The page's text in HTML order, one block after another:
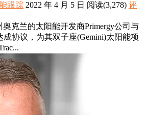
跟踪 2022 年 4 月 5 日 阅读(3,278) 评
克兰的太阳能开发商Primergy公司与
成协议，为其双子座(Gemini)太阳能项